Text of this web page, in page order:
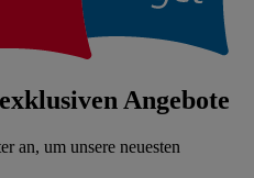
Angebote
an, um unsere neuesten